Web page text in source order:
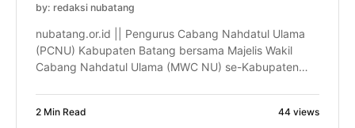
by: redaksi nubatang
nubatang.or.id || Pengurus Cabang Nahdatul Ulama
(PCNU) Kabupaten Batang bersama Majelis Wakil
Cabang Nahdatul Ulama (MWC NU) se-Kabupaten
Sempu Kecamatan Limpung, Ahad (26/9/2021). Tiga
2 Min Read 44 views